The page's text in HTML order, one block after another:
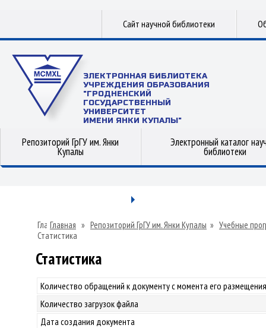
Сайт научной библиотеки
ЭЛЕКТРОННАЯ БИБЛИОТЕКА
УЧРЕЖДЕНИЯ ОБРАЗОВАНИЯ
"ГРОДНЕНСКИЙ
ГОСУДАРСТВЕННЫЙ
УНИВЕРСИТЕТ
ИМЕНИ ЯНКИ КУПАЛЫ"
Репозиторий ГрГУ им. Янки
Купалы
Электронный каталог
библиотеки
Главная » Репозиторий ГрГУ им. Янки Купалы » Учебные
Статистика
Статистика
Количество обращений к документу с момента его
Количество загрузок файла
Дата создания документа